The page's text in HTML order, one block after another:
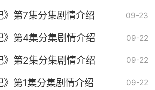
》第7集分集剧情介绍 09-23
》第4集分集剧情介绍 09-22
》第2集分集剧情介绍 09-22
》第1集分集剧情介绍 09-22